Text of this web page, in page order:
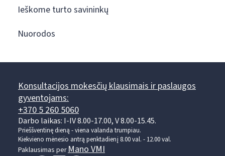
Ieškome turto savininkų
Nuorodos
Konsultacijos mokesčių klausimais ir paslaugos
gyventojams:
+370 5 260 5060
Darbo laikas: I-IV 8.00-17.00, V 8.00-15.45.
Prieššventinę dieną - viena valanda trumpiau.
Kiekvieno mėnesio antrą penktadienį 8.00 val. - 12.00 val.
Paklausimas per Mano VMI